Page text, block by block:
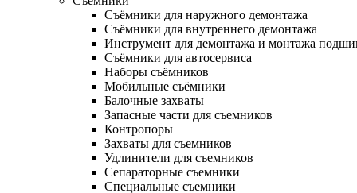
Съёмники для наружного демонтажа
Съёмники для внутреннего демонтажа
Инструмент для демонтажа и монтажа
Съёмники для автосервиса
Наборы съёмников
Мобильные съёмники
Балочные захваты
Запасные части для съемников
Контропоры
Захваты для съемников
Удлинители для съемников
Сепараторные съемники
Специальные съемники